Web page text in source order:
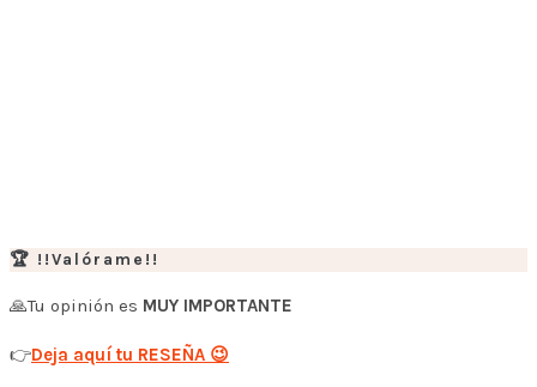
🏆 !!Valórame!!
🙏Tu opinión es MUY IMPORTANTE
👉Deja aquí tu RESEÑA 😉